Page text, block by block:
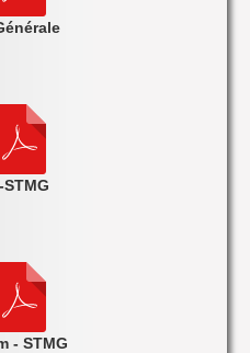
STMG
- STMG